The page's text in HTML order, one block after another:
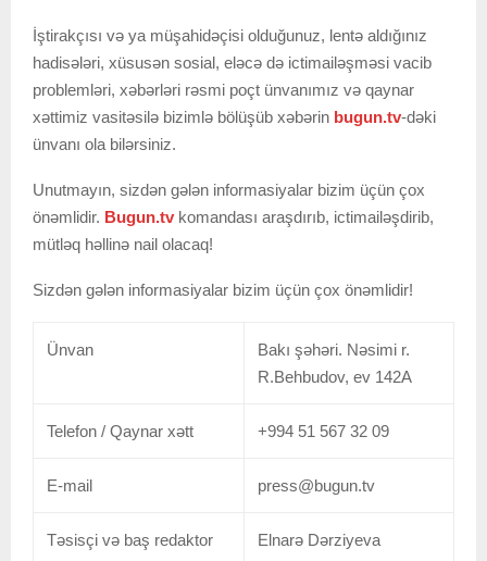
İştirakçısı və ya müşahidəçisi olduğunuz, lentə aldığınız
hadisələri, xüsusən sosial, eləcə də ictimailəşməsi vacib
problemləri, xəbərləri rəsmi poçt ünvanımız və qaynar
xəttimiz vasitəsilə bizimlə bölüşüb xəbərin bugun.tv-dəki
ünvanı ola bilərsiniz.
Unutmayın, sizdən gələn informasiyalar bizim üçün çox
önəmlidir. Bugun.tv komandası araşdırıb, ictimailəşdirib,
mütləq həllinə nail olacaq!
Sizdən gələn informasiyalar bizim üçün çox önəmlidir!
Ünvan
Bakı şəhəri. Nəsimi r.
R.Behbudov, ev 142A
Telefon / Qaynar xətt +994 51 567 32 09
E-mail press@bugun.tv
Təsisçi və baş redaktor Elnarə Dərziyeva